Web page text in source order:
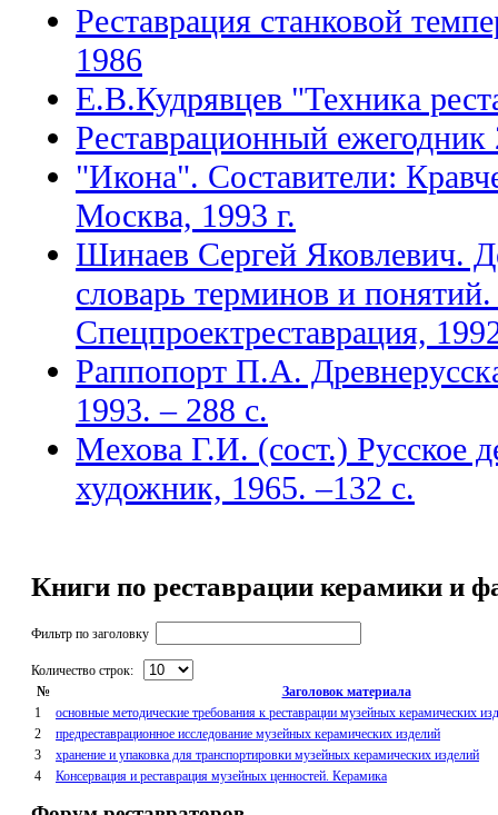
Реставрация станковой
1986
Е.В.Кудрявцев "Техника
Реставрационный ежегодник
"Икона". Составители:
Москва, 1993 г.
Шинаев Сергей Яковлевич.
словарь терминов и
Спецпроектреставрация,
Раппопорт П.А.
1993. – 288 с.
Мехова Г.И. (сост.) Русское
художник, 1965. –132 с.
Книги по реставрации керамики и
Фильтр по заголовку
Количество строк:
№
Заголовок материала
1
основные методические требования к реставрации музейных керамических
2
предреставрационное исследование музейных керамических изделий
3
хранение и упаковка для транспортировки музейных керамических изделий
4
Консервация и реставрация музейных ценностей. Керамика